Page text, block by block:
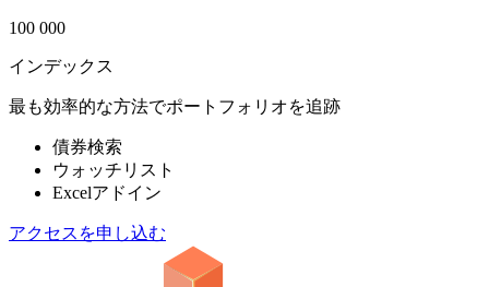
100 000
インデックス
最も効率的な方法でポートフォリオを追跡
債券検索
ウォッチリスト
Excelアドイン
アクセスを申し込む